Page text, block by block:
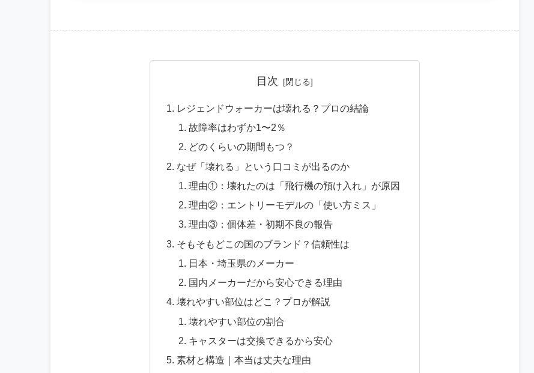
目次
レジェンドウォーカーは壊れる？プロの結論
故障率はわずか1〜2％
どのくらいの期間もつ？
なぜ「壊れる」という口コミが出るのか
理由①：壊れたのは「飛行機の預け入れ」が原因
理由②：エントリーモデルの「使い方ミス」
理由③：個体差・初期不良の報告
そもそもどこの国のブランド？信頼性は
日本・埼玉県のメーカー
国内メーカーだから安心できる理由
壊れやすい部位はどこ？プロが解説
壊れやすい部位の割合
キャスターは交換できるから安心
素材と構造｜本当は丈夫な理由